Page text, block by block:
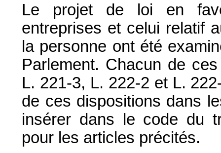
Le projet de loi en
entreprises et celui relatif
la personne ont été
Parlement. Chacun de
L. 221-3, L. 222-2 et L.
de ces dispositions dans
insérer dans le code du
pour les articles précités.